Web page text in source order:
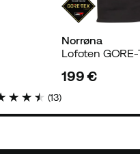
(13)
Norrøna
199 €